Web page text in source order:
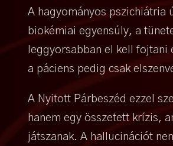
A hagyományos pszichiátria
biokémiai egyensúly, a
leggyorsabban el kell fojtani
a páciens pedig csak
A Nyitott Párbeszéd ezzel
hanem egy összetett krízis,
játszanak. A hallucinációt